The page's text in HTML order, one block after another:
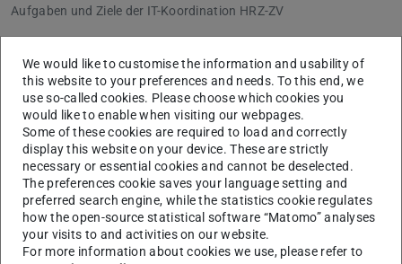
Aufgaben und Ziele der IT-Koordination HRZ-ZV
In der IT-Koordination HRZ-ZV werden regelmäßig über die
relevanten Informationen zum Projektstatus/
Anforderungen oder Handlungsbedarfe berichtet, als auch
der Status von vereinbarten Maßnahmen besprochen und
somit eine strukturierte, kontinuierliche Zusammenarbeit
unterstützt. Weiterhin tauschen sich die zV und das HRZ
in diesem Gremium zu strategisch relevanten IT-Themen
aus, die dann abgestimmt und ggf. zu Aufgaben in dem
nachgelagerten Gremium, dem JF IT ITuP/HRZ, werden.
We would like to customise the information and usability of
this website to your preferences and needs. To this end, we
use so-called cookies. Please choose which cookies you
would like to enable when visiting our webpages.
Some of these cookies are required to load and correctly
display this website on your device. These are strictly
necessary or essential cookies and cannot be deselected.
The preferences cookie saves your language setting and
preferred search engine, while the statistics cookie regulates
how the open-source statistical software “Matomo” analyses
your visits to and activities on our website.
For more information about cookies we use, please refer to